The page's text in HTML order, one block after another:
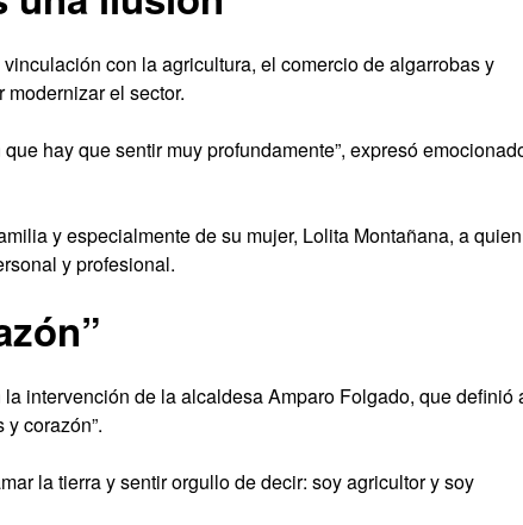
con la agricultura, el comercio de algarrobas y
el sector.
hay que sentir muy profundamente”, expresó
y especialmente de su mujer, Lolita Montañana, a quien
y profesional.
intervención de la alcaldesa Amparo Folgado, que definió
corazón”.
la tierra y sentir orgullo de decir: soy agricultor y soy